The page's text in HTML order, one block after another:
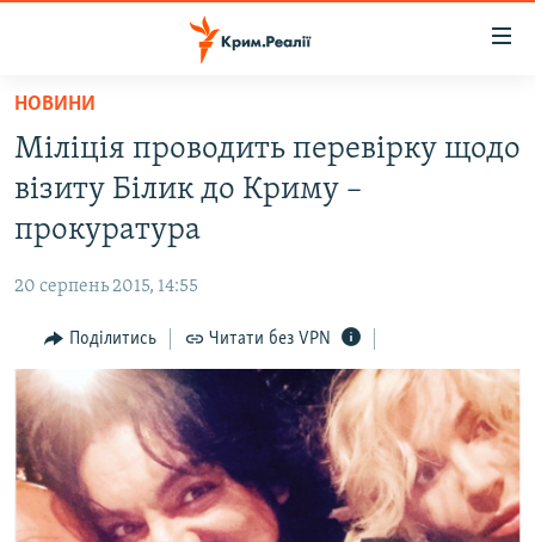
Перейти
основного
матеріалу
до
основної
навігації
Перейти
до
пошуку
ВОДА.КРИМ
ВІДЕО ТА ФОТО
БЛОГИ
ПОГЛЯД
ІНТЕРВ'Ю
ВСЕ ЗА ДЕНЬ
СПЕЦПРОЕКТИ
ДЕПОРТАЦІЯ
ЯК ОБІЙТИ БЛОКУВАННЯ
НОВИНИ
Міліція проводить перевірку щодо
візиту Білик до Криму –
прокуратура
20 серпень 2015, 14:55
Поділитись Читати без VPN